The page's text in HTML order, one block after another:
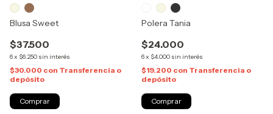
Blusa Sweet
$37.500
6x $6.250 sin interés
$30.000 con Transferencia o
depósito
Comprar
Polera Tania
$24.000
6x $4.000 sin interés
$19.200 con Transferencia o
depósito
Comprar